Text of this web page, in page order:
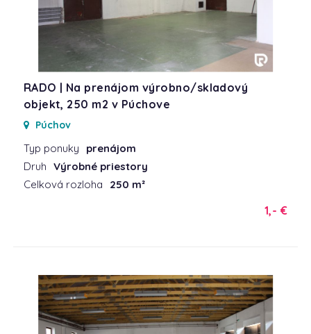
RADO | Na prenájom výrobno/skladový
objekt, 250 m2 v Púchove
Púchov
Typ ponuky
prenájom
Druh Výrobné priestory
Celková rozloha
250 m²
1,- €